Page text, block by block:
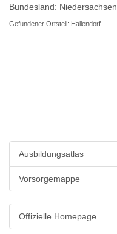
Bundesland: Niedersachsen
Gefundener Ortsteil: Hallendorf
Ausbildungsatlas
Vorsorgemappe
Offizielle Homepage